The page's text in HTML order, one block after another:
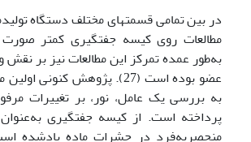
در بین تمامی قسمت­های مختلف دستگاه
مطالعات روی کیسه جفت­گیری کمتر
به‌طور عمده تمرکز این مطالعات نیز بر
عضو بوده است (27). پژوهش کنونی
به بررسی یک عامل، نور، بر تغییرات
پرداخته است. از کیسه جفت­گیری